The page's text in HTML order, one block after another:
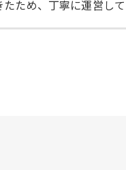
ため、丁寧に運営し